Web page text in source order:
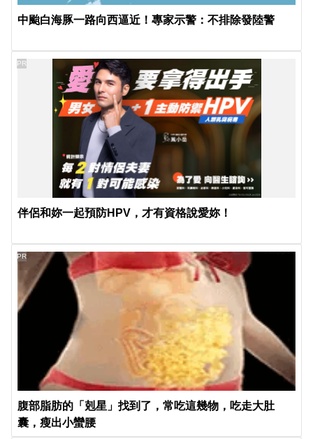
中颱白海豚一路向西逼近！專家示警：不排除發陸警
伴侶和妳一起預防HPV，才有資格說愛妳！
PR
腹部脂肪的「剋星」找到了，常吃這幾物，吃走大肚
囊，瘦出小蠻腰
PR